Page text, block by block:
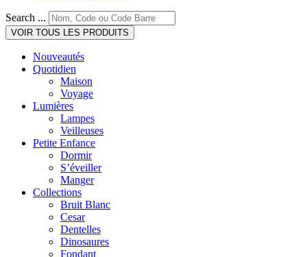
Search ...
VOIR TOUS LES PRODUITS
Nouveautés
Quotidien
Maison
Voyage
Lumières
Lampes
Veilleuses
Petite Enfance
Dormir
S’éveiller
Manger
Collections
Bruit Blanc
Cesar
Dentelles
Dinosaures
Fondant